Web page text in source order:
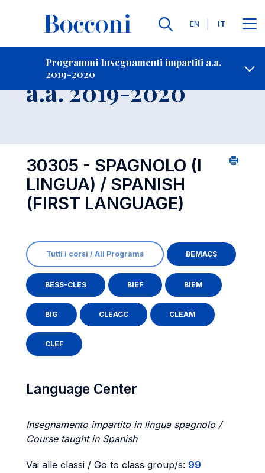
Lingue
EN IT
Programmi Insegnamenti impartiti a.a.
2019-2020
Contatti
Insegnamento
a.a. 2019-2020
30305 - SPAGNOLO (I
LINGUA) / SPANISH
(FIRST LANGUAGE)
Tutti i corsi / All Programs BEMACS
BESS-CLES BIEF BIEM
BIG CLEACC CLEAM
CLEF
Language Center
Insegnamento impartito in lingua spagnolo /
Course taught in Spanish
Vai alle classi / Go to class group/s: 99